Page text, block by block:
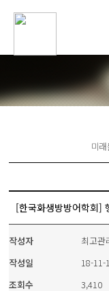
미
[한국화생방방어학회]
작성자
최고관
작성일
18-11-
조회수
3,410